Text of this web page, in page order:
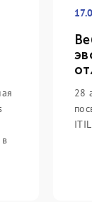
систему
с
28